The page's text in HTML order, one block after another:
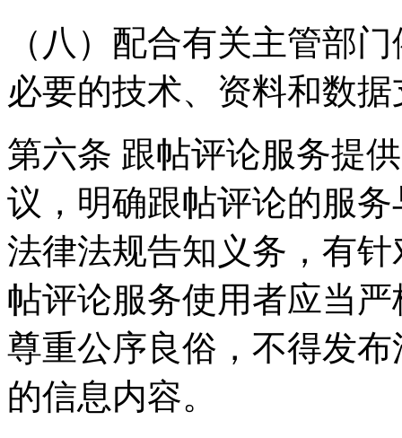
（八）配合有关主管部
必要的技术、资料和数
第六条 跟帖评论服务提
议，明确跟帖评论的服
法律法规告知义务，有
帖评论服务使用者应当
尊重公序良俗，不得发
的信息内容。